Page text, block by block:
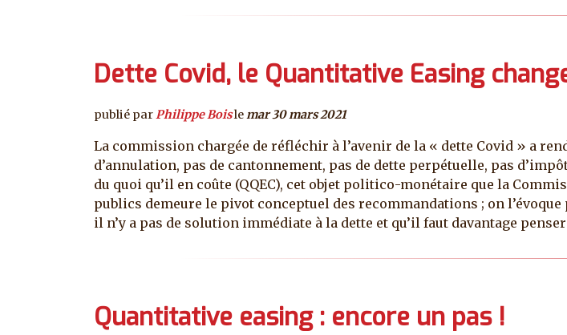
Dette Covid, le Quantitative Easing
publié parPhilippe Boislemar 30 mars 2021
La commission chargée de réfléchir à l’avenir de la « dette Covid » a
d’annulation, pas de cantonnement, pas de dette perpétuelle, pas
du quoi qu’il en coûte (QQEC), cet objet politico-monétaire que la
publics demeure le pivot conceptuel des recommandations ; on
il n’y a pas de solution immédiate à la dette et qu’il faut davantage penser
Quantitative easing : encore un pas !